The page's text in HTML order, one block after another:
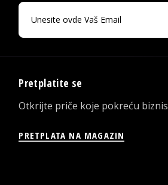
Pretplatite se
Otkrijte priče koje pokreću biznis
PRETPLATA NA MAGAZIN